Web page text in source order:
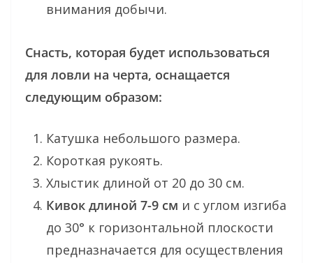
внимания добычи.
Снасть, которая будет использоваться
для ловли на черта, оснащается
следующим образом:
Катушка небольшого размера.
Короткая рукоять.
Хлыстик длиной от 20 до 30 см.
Кивок длиной 7-9 см и с углом изгиба
до 30° к горизонтальной плоскости
предназначается для осуществления